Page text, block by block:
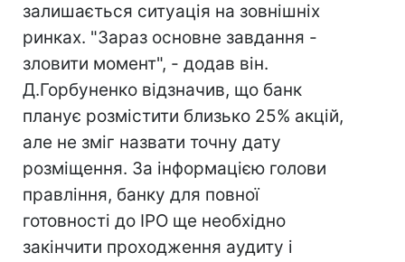
залишається ситуація на зовнішніх
ринках. "Зараз основне завдання -
зловити момент", - додав він.
Д.Горбуненко відзначив, що банк
планує розмістити близько 25% акцій,
але не зміг назвати точну дату
розміщення. За інформацією голови
правління, банку для повної
готовності до IPO ще необхідно
закінчити проходження аудиту і